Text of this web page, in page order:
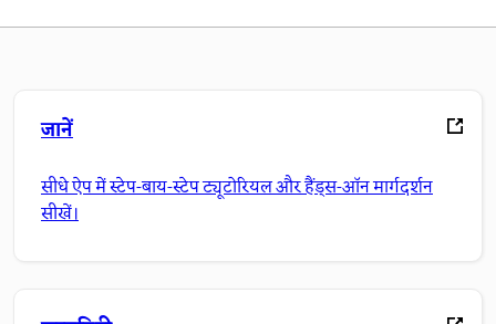
जानें
सीधे ऐप में स्टेप-बाय-स्टेप ट्यूटोरियल और हैंड्स-ऑन मार्गदर्शन
सीखें।